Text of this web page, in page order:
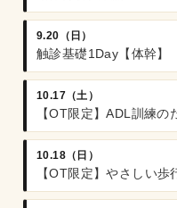
9.20（日）
触診基礎1Day【体幹】
10.17（土）
【OT限定】ADL訓練の
10.18（日）
【OT限定】やさしい歩